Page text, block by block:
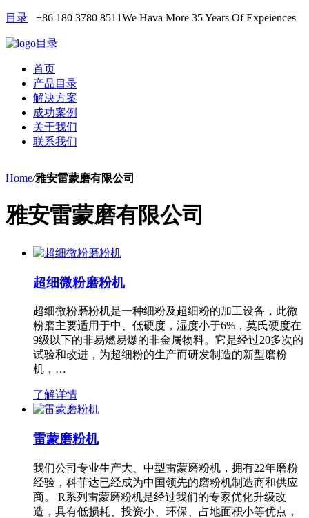
目录 +86 180 3780 8511We Hava More 35 Years Of Expeiences
目录
首页
产品目录
解决方案
成功案例
关于我们
联系我们
Home/雅安雷蒙磨有限公司
雅安雷蒙磨有限公司
超细微粉磨粉机
超细微粉磨粉机是一种细粉及超细粉的加工设备，此微
粉磨主要适用于中、低硬度，湿度小于6%，莫氏硬度在
9级以下的非易燃易爆的非金属物料。它是经过20多次的
试验和改进，为超细粉的生产而研发制造的新型磨粉
机，…
了解详情
雷蒙磨粉机
我们公司专业生产大、中型雷蒙磨粉机，拥有22年磨粉
经验，科菲达已经成为中国领先的磨粉机制造商和供应
商。 R系列雷蒙磨粉机是经过我们的专家优化升级改
造，具有低损耗、投资小、环保、占地面积小等优点，